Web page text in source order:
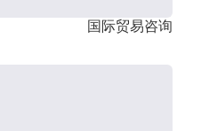
国际贸易咨询